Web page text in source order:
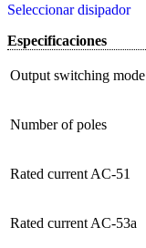
Seleccionar disipador
Especificaciones
Output switching mode
Number of poles
Rated current AC-51
Rated current AC-53a